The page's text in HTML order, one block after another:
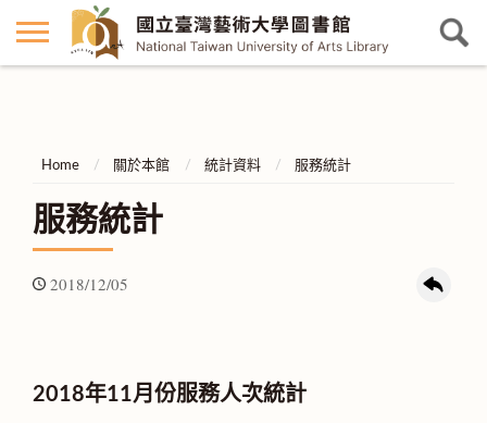
Home 關於本館 統計資料 服務統計
服務統計
2018/12/05
2018年11月份服務人次統計